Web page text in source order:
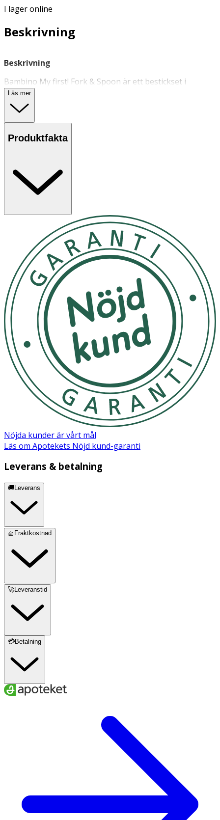
I lager online
Beskrivning
Beskrivning
Bambino My first! Fork & Spoon är ett bestickset i
rostfritt stål för barn som börjar äta själv. Gaffeln och
skeden har båda ergonomiskt utformade handtag som
hjälper barnet att styra maten in i munnen. Gaffelns
piggar är skonsamt rundade och skeden är djup och bred
för att maten lättare ska stanna kvar på skeden hela
- Tål maskindisk i övre korgen.
fläckar.
Sked- och gaffelblad: rostfritt stål
Handtag vit del: polypropen (PP)
Handtag färgad del: termoplastisk elastomer (TPE)
Besticken uppfyller standard EN 14372 och är BPA-fria.
Läs mer
Produktfakta
Nöjda kunder är vårt mål
Läs om Apotekets Nöjd kund-garanti
Leverans & betalning
🚚Leverans
🧺Fraktkostnad
🚀Leveranstid
💳Betalning